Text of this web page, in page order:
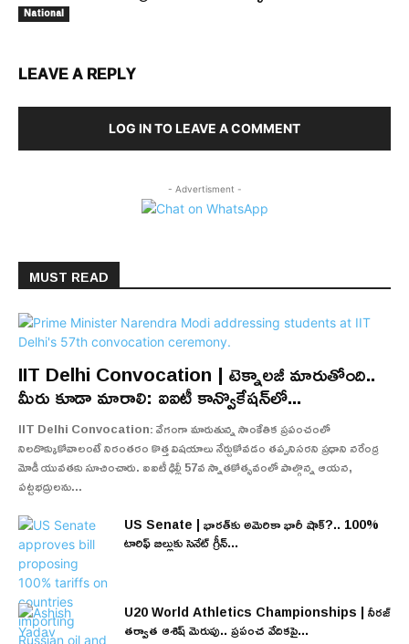
National
LEAVE A REPLY
LOG IN TO LEAVE A COMMENT
- Advertisment -
MUST READ
IIT Delhi Convocation | టెక్నాలజీ మారుతోంది..
మీరు కూడా మారాలి: ఐఐటీ కాన్వొకేషన్‌లో...
IIT Delhi Convocation: వేగంగా మారుతున్న సాంకేతిక ప్రపంచంలో
నిలదొక్కుకోవాలంటే నిరంతరం కొత్త విషయాలు నేర్చుకోవడం తప్పనిసరని ప్రధాని నరేంద్ర
మోడీ యువతకు సూచించారు. ఐఐటీ ఢిల్లీ 57వ స్నాతకోత్సవంలో పాల్గొన్న ఆయన,
పట్టభద్రులను...
US Senate | భారత్‌కు అమెరికా భారీ షాక్?.. 100%
టారిఫ్ బిల్లుకు సెనేట్ గ్రీన్...
U20 World Athletics Championships | నీరజ్
తర్వాత ఆశిష్ మెరుపు.. ప్రపంచ వేదికపై...